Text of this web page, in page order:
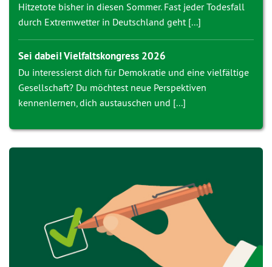
Hitzetote bisher in diesen Sommer. Fast jeder Todesfall
durch Extremwetter in Deutschland geht [...]
Sei dabei! Vielfaltskongress 2026
Du interessierst dich für Demokratie und eine vielfältige
Gesellschaft? Du möchtest neue Perspektiven
kennenlernen, dich austauschen und [...]